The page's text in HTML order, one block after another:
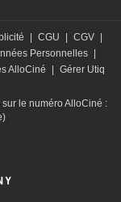
| CGU | CGV |
Personnelles |
AlloCiné | Gérer Utiq
le numéro AlloCiné :